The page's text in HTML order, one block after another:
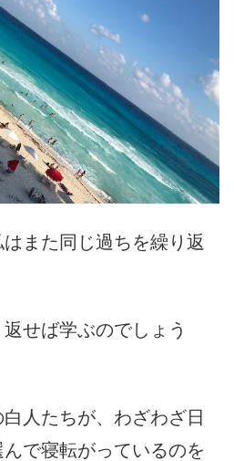
また同じ過ちを繰り返
せば学ぶのでしょう
人たちが、わざわざ日
で寝転がっているのを